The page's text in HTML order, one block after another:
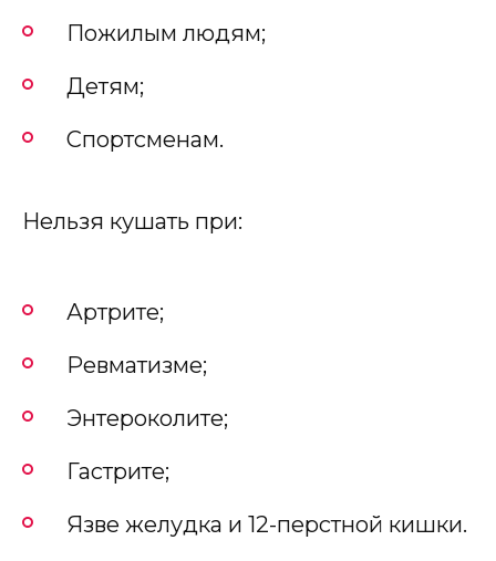
Пожилым людям;
Детям;
Спортсменам.
Нельзя кушать при:
Артрите;
Ревматизме;
Энтероколите;
Гастрите;
Язве желудка и 12-перстной кишки.